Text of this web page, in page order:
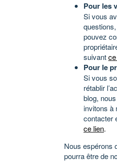
Pour les
Si vous
pouvez
suivant
Pour le
Si vous
rétablir
blog,
invitons à
contacter
ce lien.
Nous espérons
pourra être de